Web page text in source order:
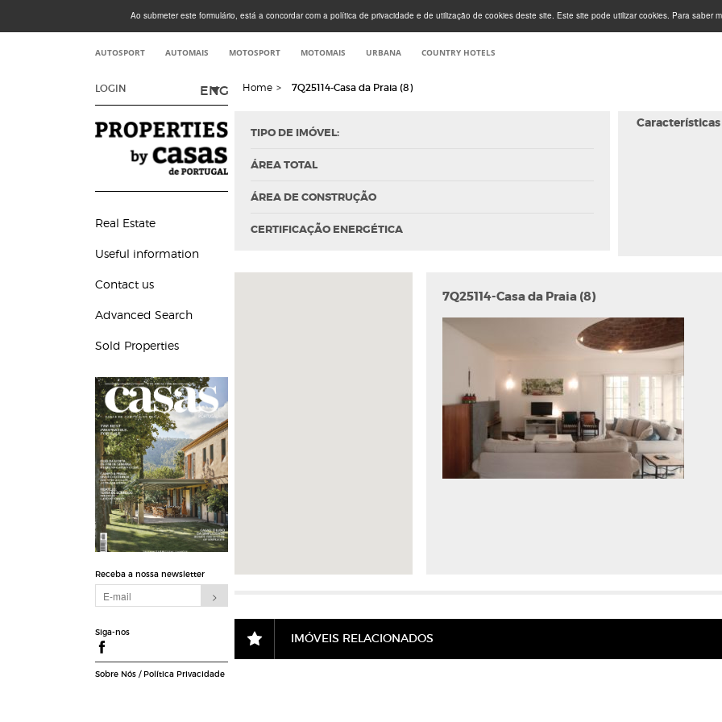
Ao submeter este formulário, está a concordar com a política de privacidade e de utilização de cookies deste site. Este site pode utilizar cookies. Para saber
AUTOSPORT AUTOMAIS MOTOSPORT MOTOMAIS URBANA COUNTRY HOTELS
LOGIN ENG
Real Estate
Useful information
Contact us
Advanced Search
Sold Properties
Receba a nossa newsletter
Siga-nos
Sobre Nós/ Política Privacidade
Home > 7Q25114-Casa da Praia (8)
TIPO DE IMÓVEL:
ÁREA TOTAL
ÁREA DE CONSTRUÇÃO
CERTIFICAÇÃO ENERGÉTICA
Características
7Q25114-Casa da Praia (8)
IMÓVEIS RELACIONADOS